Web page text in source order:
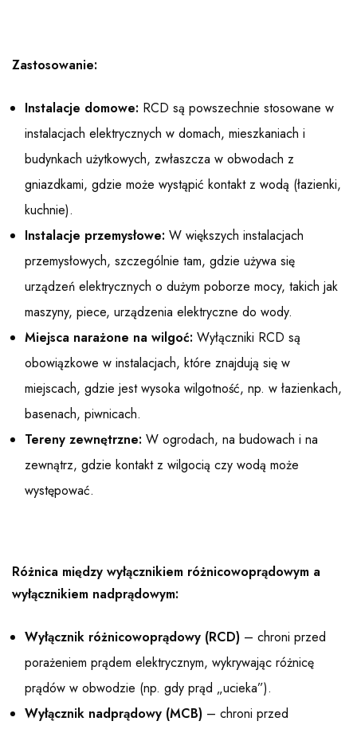
Zastosowanie:
Instalacje domowe: RCD są powszechnie stosowane w
instalacjach elektrycznych w domach, mieszkaniach i
budynkach użytkowych, zwłaszcza w obwodach z
gniazdkami, gdzie może wystąpić kontakt z wodą (łazienki,
kuchnie).
Instalacje przemysłowe: W większych instalacjach
przemysłowych, szczególnie tam, gdzie używa się
urządzeń elektrycznych o dużym poborze mocy, takich jak
maszyny, piece, urządzenia elektryczne do wody.
Miejsca narażone na wilgoć: Wyłączniki RCD są
obowiązkowe w instalacjach, które znajdują się w
miejscach, gdzie jest wysoka wilgotność, np. w łazienkach,
basenach, piwnicach.
Tereny zewnętrzne: W ogrodach, na budowach i na
zewnątrz, gdzie kontakt z wilgocią czy wodą może
występować.
Różnica między wyłącznikiem różnicowoprądowym a
wyłącznikiem nadprądowym:
Wyłącznik różnicowoprądowy (RCD) – chroni przed
porażeniem prądem elektrycznym, wykrywając różnicę
prądów w obwodzie (np. gdy prąd „ucieka”).
Wyłącznik nadprądowy (MCB) – chroni przed